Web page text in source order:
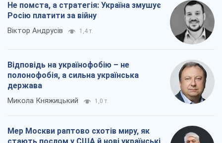
Не помста, а стратегія: Україна змушує
Росію платити за війну
Віктор Андрусів 1,4 т.
Відповідь на українофобію – не
полонофобія, а сильна українська
держава
Микола Княжицький 1,0 т.
Мер Москви раптово схотів миру, як